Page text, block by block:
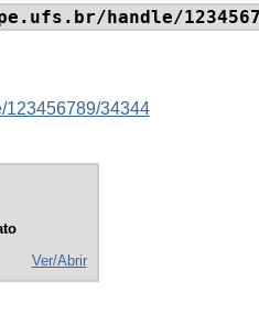
handle/
123456789/34344
Ver/Abrir